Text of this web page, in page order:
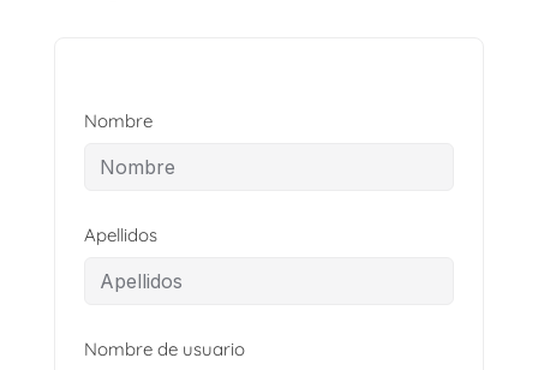
Nombre
Apellidos
Nombre de usuario